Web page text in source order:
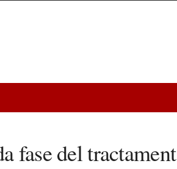
fase del tractament